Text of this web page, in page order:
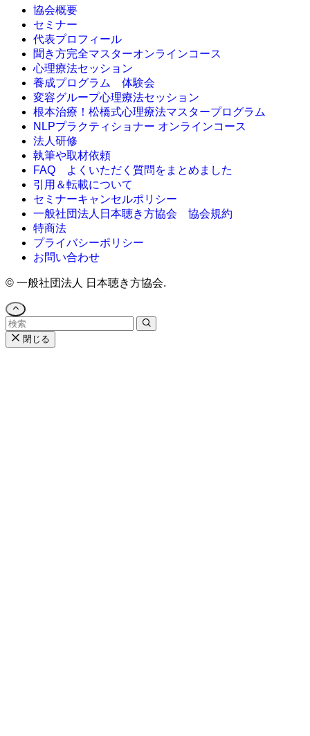
協会概要
セミナー
代表プロフィール
聞き方完全マスターオンラインコース
心理療法セッション
養成プログラム 体験会
変容グループ心理療法セッション
根本治療！松橋式心理療法マスタープログラム
NLPプラクティショナー オンラインコース
法人研修
執筆や取材依頼
FAQ よくいただく質問をまとめました
引用＆転載について
セミナーキャンセルポリシー
一般社団法人日本聴き方協会 協会規約
特商法
プライバシーポリシー
お問い合わせ
© 一般社団法人 日本聴き方協会.
閉じる